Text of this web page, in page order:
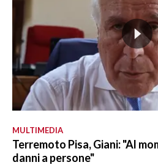
MULTIMEDIA
Terremoto Pisa, Giani: "Al
danni a persone"